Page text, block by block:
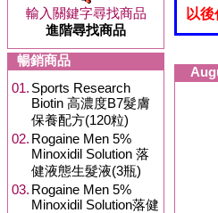
輸入關鍵字尋找商品
進階尋找商品
暢銷商品
01. Sports Research
Biotin 高濃度B7髮膚
保養配方(120粒)
02. Rogaine Men 5%
Minoxidil Solution 落
健液態生髮液(3瓶)
03. Rogaine Men 5%
Minoxidil Solution落健
以